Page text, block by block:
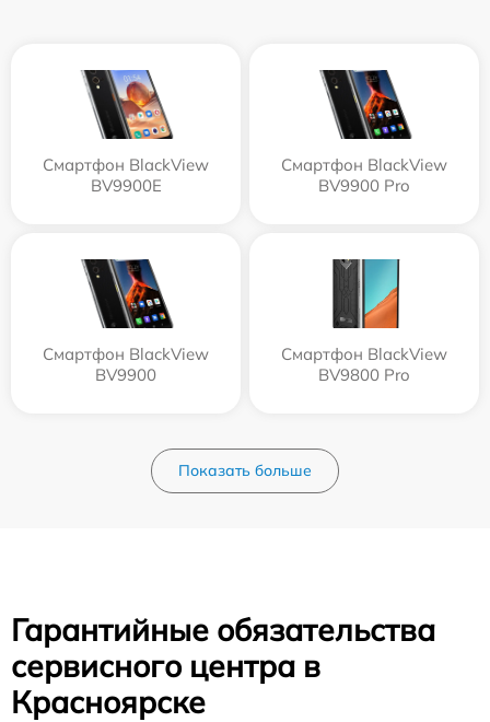
Смартфон BlackView
BV9900E
Смартфон BlackView
BV9900 Pro
Смартфон BlackView
BV9900
Смартфон BlackView
BV9800 Pro
Показать больше
Гарантийные обязательства
сервисного центра в
Красноярске